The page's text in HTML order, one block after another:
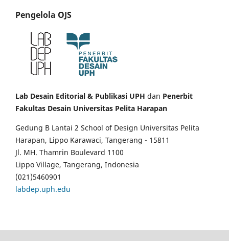
Pengelola OJS
Lab Desain Editorial & Publikasi UPH dan Penerbit
Fakultas Desain Universitas Pelita Harapan
Gedung B Lantai 2 School of Design Universitas Pelita
Harapan, Lippo Karawaci, Tangerang - 15811
Jl. MH. Thamrin Boulevard 1100
Lippo Village, Tangerang, Indonesia
(021)5460901
labdep.uph.edu